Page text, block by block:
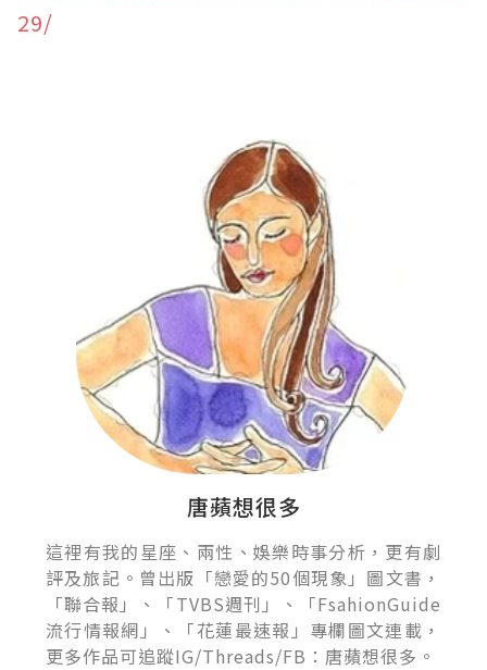
29/
唐蘋想很多
這裡有我的星座、兩性、娛樂時事分析，更有劇
評及旅記。曾出版「戀愛的50個現象」圖文書，
「聯合報」、「TVBS週刊」、「FsahionGuide
流行情報網」、「花蓮最速報」專欄圖文連載，
更多作品可追蹤IG/Threads/FB：唐蘋想很多。